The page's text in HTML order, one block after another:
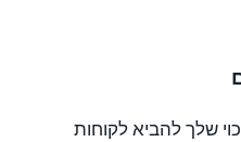
שלך להביא לקוחות